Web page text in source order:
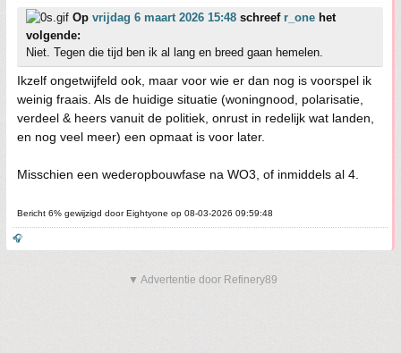
Op vrijdag 6 maart 2026 15:48 schreef r_one het
volgende:
Niet. Tegen die tijd ben ik al lang en breed gaan hemelen.
Ikzelf ongetwijfeld ook, maar voor wie er dan nog is voorspel ik
weinig fraais. Als de huidige situatie (woningnood, polarisatie,
verdeel & heers vanuit de politiek, onrust in redelijk wat landen,
en nog veel meer) een opmaat is voor later.
Misschien een wederopbouwfase na WO3, of inmiddels al 4.
Bericht 6% gewijzigd door Eightyone op 08-03-2026 09:59:48
🎧
▼ Advertentie door Refinery89